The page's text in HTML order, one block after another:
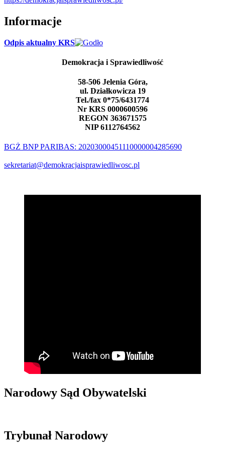
Informacje
Odpis aktualny KRS
Demokracja i Sprawiedliwość
58-506 Jelenia Góra,
ul. Działkowicza 19
Tel./fax 0*75/6431774
Nr KRS 0000600596
REGON 363671575
NIP 6112764562
BGŻ BNP PARIBAS: 20203000451110000004285690
sekretariat@demokracjaisprawiedliwosc.pl
Narodowy Sąd Obywatelski
Trybunał Narodowy